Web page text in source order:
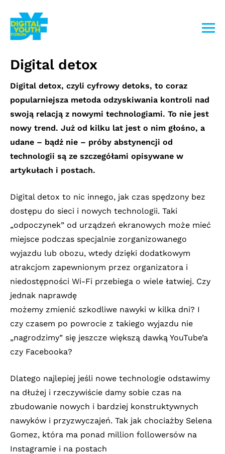
treści
Digital detox
Digital detox, czyli cyfrowy detoks, to coraz
popularniejsza metoda odzyskiwania kontroli nad
swoją relacją z nowymi technologiami. To nie jest
nowy trend. Już od kilku lat jest o nim głośno, a
udane – bądź nie – próby abstynencji od
technologii są ze szczegółami opisywane w
artykułach i postach.
Digital detox to nic innego, jak czas spędzony bez
dostępu do sieci i nowych technologii. Taki
„odpoczynek” od urządzeń ekranowych może mieć
miejsce podczas specjalnie zorganizowanego
wyjazdu lub obozu, wtedy dzięki dodatkowym
atrakcjom zapewnionym przez organizatora i
niedostępności Wi-Fi przebiega o wiele łatwiej. Czy
jednak naprawdę
możemy zmienić szkodliwe nawyki w kilka dni? I
czy czasem po powrocie z takiego wyjazdu nie
„nagrodzimy” się jeszcze większą dawką YouTube’a
czy Facebooka?
Dlatego najlepiej jeśli nowe technologie odstawimy
na dłużej i rzeczywiście damy sobie czas na
zbudowanie nowych i bardziej konstruktywnych
nawyków i przyzwyczajeń. Tak jak chociażby Selena
Gomez, która ma ponad million followersów na
Instagramie i na postach